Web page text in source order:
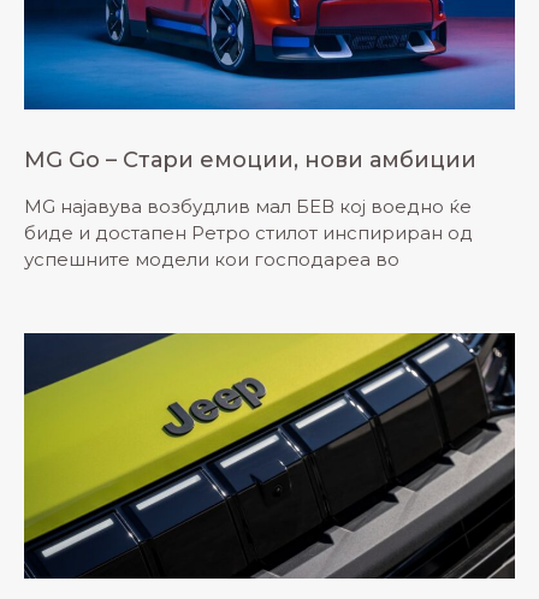
MG Gо – Стари емоции, нови амбиции
MG најавува возбудлив мал БЕВ кој воедно ќе
биде и достапен Ретро стилот инспириран од
успешните модели кои господареа во